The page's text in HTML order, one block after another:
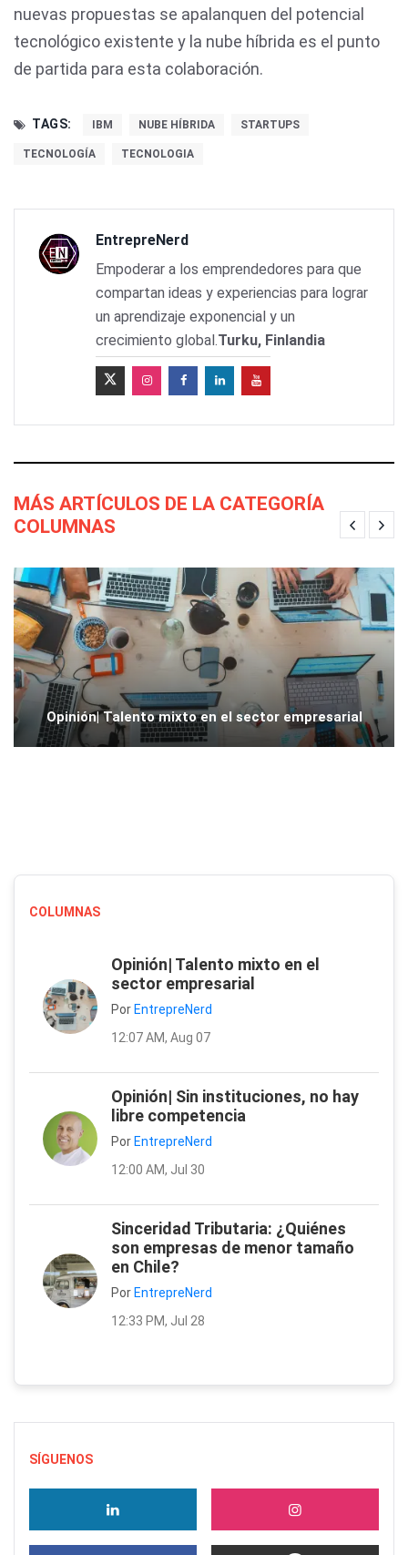
nuevas propuestas se apalanquen del potencial
tecnológico existente y la nube híbrida es el punto
de partida para esta colaboración.
TAGS: IBM NUBE HÍBRIDA STARTUPS
TECNOLOGÍA TECNOLOGIA
EntrepreNerd
Empoderar a los emprendedores para que
compartan ideas y experiencias para lograr
un aprendizaje exponencial y un
crecimiento global.Turku, Finlandia
MÁS ARTÍCULOS DE LA CATEGORÍA
COLUMNAS
Opinión| Talento mixto en el sector empresarial
COLUMNAS
Opinión| Talento mixto en el
sector empresarial
Por EntrepreNerd
12:07 AM, Aug 07
Opinión| Sin instituciones, no hay
libre competencia
Por EntrepreNerd
12:00 AM, Jul 30
Sinceridad Tributaria: ¿Quiénes
son empresas de menor tamaño
en Chile?
Por EntrepreNerd
12:33 PM, Jul 28
SÍGUENOS